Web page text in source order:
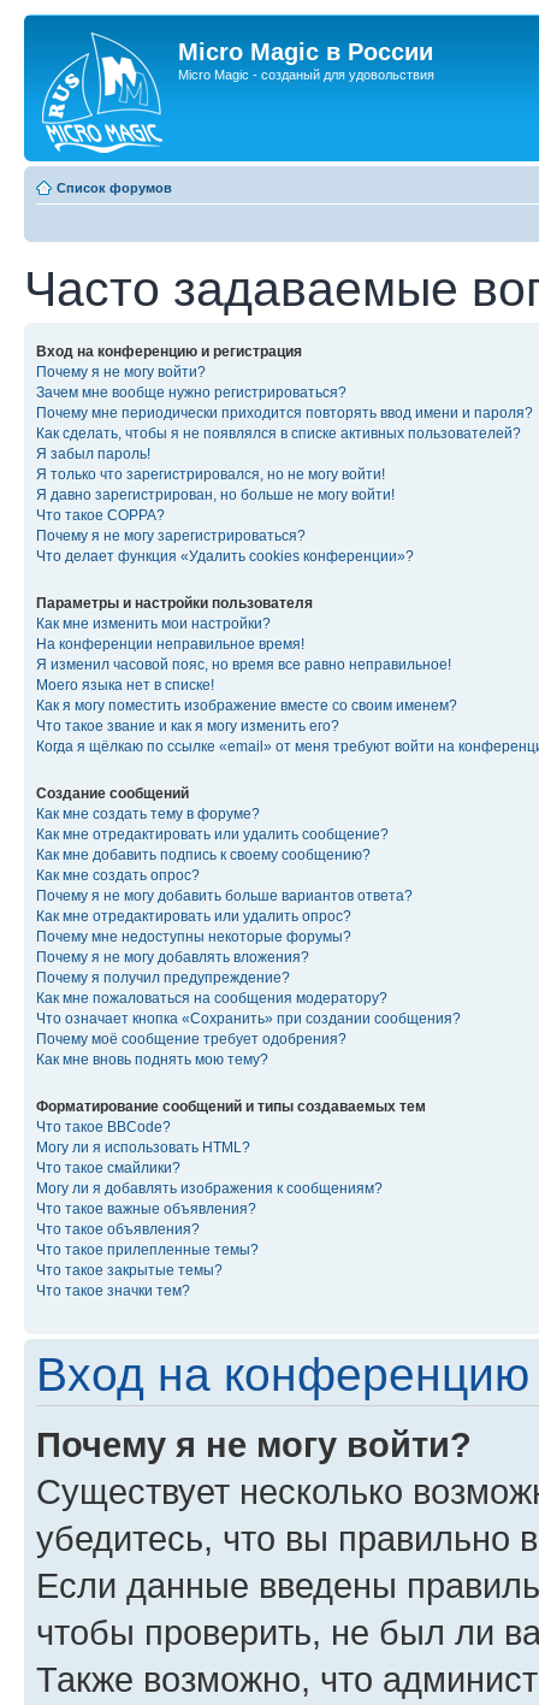
Micro Magic в России
Micro Magic - созданый для удовольствия
Список форумов
Часто задаваемые
Вход на конференцию и регистрация
Почему я не могу войти?
Зачем мне вообще нужно регистрироваться?
Почему мне периодически приходится повторять ввод имени и пароля?
Как сделать, чтобы я не появлялся в списке активных пользователей?
Я забыл пароль!
Я только что зарегистрировался, но не могу войти!
Я давно зарегистрирован, но больше не могу войти!
Что такое COPPA?
Почему я не могу зарегистрироваться?
Что делает функция «Удалить cookies конференции»?
Параметры и настройки пользователя
Как мне изменить мои настройки?
На конференции неправильное время!
Я изменил часовой пояс, но время все равно неправильное!
Моего языка нет в списке!
Как я могу поместить изображение вместе со своим именем?
Что такое звание и как я могу изменить его?
Когда я щёлкаю по ссылке «email» от меня требуют войти на
Создание сообщений
Как мне создать тему в форуме?
Как мне отредактировать или удалить сообщение?
Как мне добавить подпись к своему сообщению?
Как мне создать опрос?
Почему я не могу добавить больше вариантов ответа?
Как мне отредактировать или удалить опрос?
Почему мне недоступны некоторые форумы?
Почему я не могу добавлять вложения?
Почему я получил предупреждение?
Как мне пожаловаться на сообщения модератору?
Что означает кнопка «Сохранить» при создании сообщения?
Почему моё сообщение требует одобрения?
Как мне вновь поднять мою тему?
Форматирование сообщений и типы создаваемых тем
Что такое BBCode?
Могу ли я использовать HTML?
Что такое смайлики?
Могу ли я добавлять изображения к сообщениям?
Что такое важные объявления?
Что такое объявления?
Что такое прилепленные темы?
Что такое закрытые темы?
Что такое значки тем?
Вход на конференцию
Почему я не могу войти?
Существует несколько
убедитесь, что вы правильно
Если данные введены
чтобы проверить, не был ли
Также возможно, что